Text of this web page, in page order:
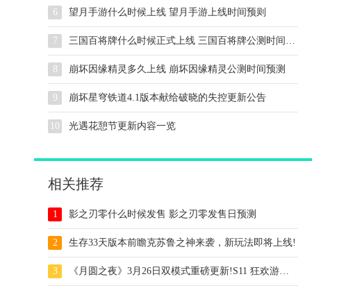
6 望月手游什么时候上线 望月手游上线时间预则
7 三国百将牌什么时候正式上线 三国百将牌公测时间预测
8 崩坏因缘精灵多久上线 崩坏因缘精灵公测时间预测
9 崩坏星穹铁道4.1版本献给破晓的失控更新公告
10 光遇花憩节更新内容一览
相关推荐
1 影之刃零什么时候发售 影之刃零发售日预测
2 生存33天版本前瞻克苏鲁之神来袭，新玩法即将上线!
3 《月圆之夜》3月26日双模式重磅更新!S11 狂欢游乐园启幕+秘宝对决全新上线